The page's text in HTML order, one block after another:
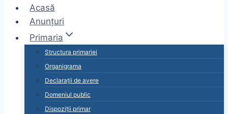
Acasă
Anunțuri
Primaria
Structura primariei
Organigrama
Declarații de avere
Domeniul public
Dispoziții primar